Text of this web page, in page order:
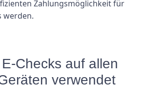
Zahlungsmöglichkeit für
werden.
Checks auf allen
verwendet